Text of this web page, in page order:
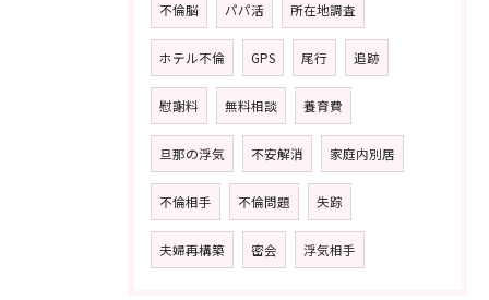
不倫脳 パパ活 所在地調査
ホテル不倫 GPS 尾行 追跡
慰謝料 無料相談 養育費
旦那の浮気 不安解消 家庭内別居
不倫相手 不倫問題 失踪
夫婦再構築 密会 浮気相手